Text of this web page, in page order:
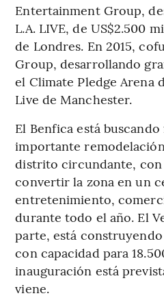
Entertainment Group,
L.A. LIVE, de US$2.500
de Londres. En 2015,
Group, desarrollando
el Climate Pledge Arena
Live de Manchester.
El Benfica está
importante
distrito circundante, con
convertir la zona en un
entretenimiento,
durante todo el año. El
parte, está
con capacidad para
inauguración está
viene.